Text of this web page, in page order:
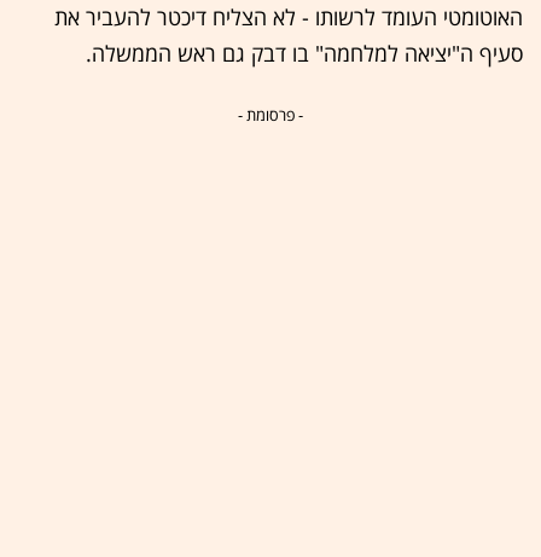
האוטומטי העומד לרשותו - לא הצליח דיכטר להעביר את
סעיף ה"יציאה למלחמה" בו דבק גם ראש הממשלה.
- פרסומת -